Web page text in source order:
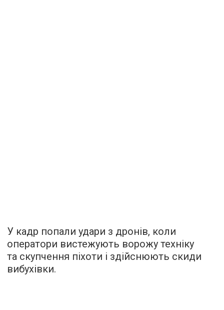
У кадр попали удари з дронів, коли
оператори вистежують ворожу техніку
та скупчення піхоти і здійснюють скиди
вибухівки.